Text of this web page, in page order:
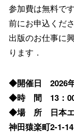
参加費は無料で
前にお申込くだ
出版のお仕事に
ります．
◆開催日 2026年
◆時 間 13：00
◆場 所 日本エ
神田猿楽町2-1-14